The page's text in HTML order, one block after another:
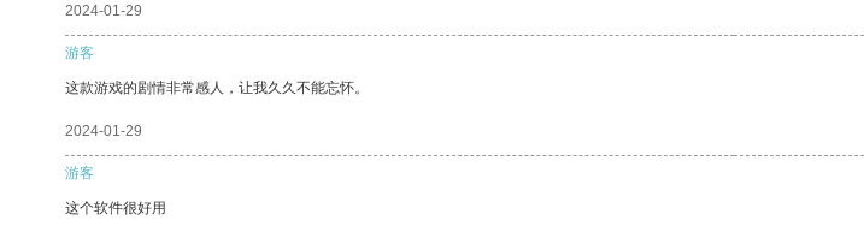
2024-01-29
游客
这款游戏的剧情非常感人，让我久久不能忘怀。
2024-01-29
游客
这个软件很好用